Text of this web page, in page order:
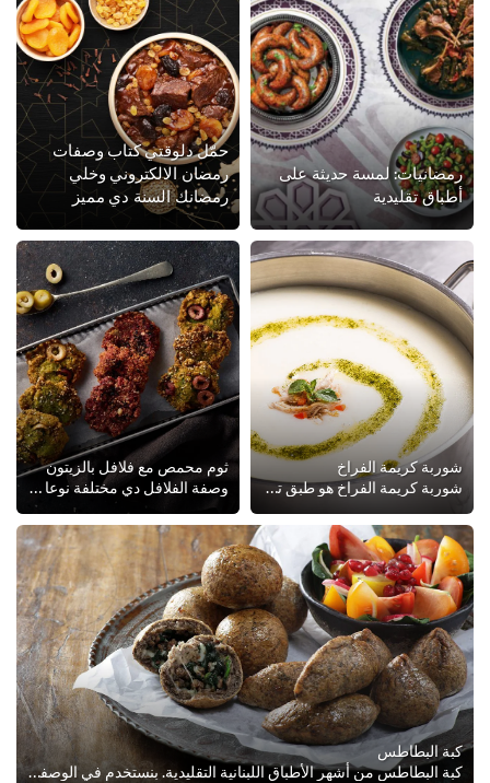
رمضانيات: لمسة حديثة على
أطباق تقليدية
حمّل دلوقتي كتاب وصفات
رمضان الالكتروني وخلي
رمضانك السنة دي مميز
ثوم محمص مع فلافل بالزيتون
وصفة الفلافل دي مختلفة نوعا ما عن الفلافل التقليدية، في الوصفة دي حنحضر عجينة الفلافل باستخدام الفول المدشوش وللحصول على لون مم...
شوربة كريمة الفراخ
شوربة كريمة الفراخ هو طبق تقليدي مفضل في مطاعم كتير ويعتبر أساس ممتاز لتحضير وصفات مركبة مميزة. كنور شوربة كريمة الفراخ الأساس...
كبة البطاطس
كبة البطاطس من أشهر الأطباق اللبنانية التقليدية. بنستخدم في الوصفة دي جبنة الموتزاريلا والسبانخ في حشوة الكبة بدل خلطة اللحمة و...